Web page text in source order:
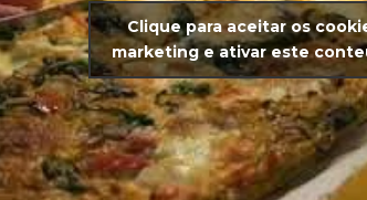
Clique para aceitar os
marketing e ativar este